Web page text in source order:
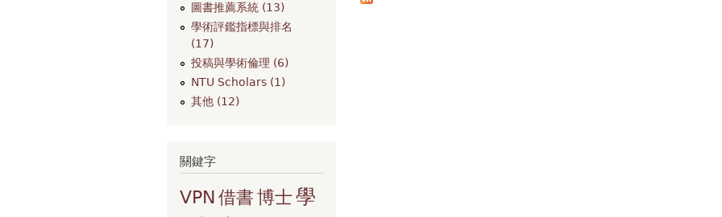
圖書推薦系統 (13)
學術評鑑指標與排名
(17)
投稿與學術倫理 (6)
NTU Scholars (1)
其他 (12)
關鍵字
VPN借書博士學